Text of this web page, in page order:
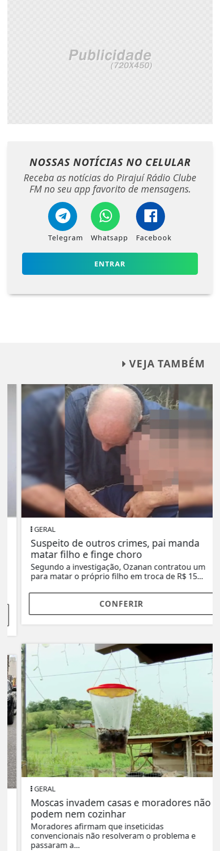
NOSSAS NOTÍCIAS NO CELULAR
Receba as notícias do Pirajuí Rádio Clube
FM no seu app favorito de mensagens.
Telegram Whatsapp Facebook
ENTRAR
VEJA TAMBÉM
GERAL
Suspeito de outros crimes, pai manda
matar filho e finge choro
Segundo a investigação, Ozanan contratou um
para matar o próprio filho em troca de R$ 15...
CONFERIR
GERAL
Moscas invadem casas e moradores não
podem nem cozinhar
Moradores afirmam que inseticidas
convencionais não resolveram o problema e
passaram a...